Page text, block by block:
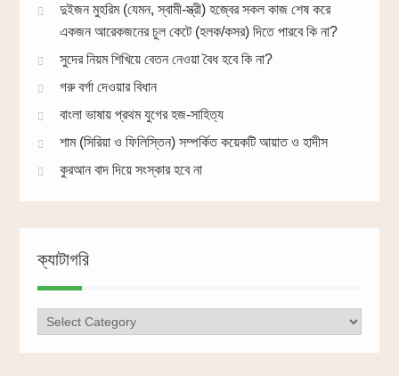
দুইজন মুহরিম (যেমন, স্বামী-স্ত্রী) হজ্বের সকল কাজ শেষ করে
একজন আরেকজনের চুল কেটে (হলক/কসর) দিতে পারবে কি না?
সুদের নিয়ম শিখিয়ে বেতন নেওয়া বৈধ হবে কি না?
গরু বর্গা দেওয়ার বিধান
বাংলা ভাষায় প্রথম যুগের হজ-সাহিত্য
শাম (সিরিয়া ও ফিলিস্তিন) সম্পর্কিত কয়েকটি আয়াত ও হাদীস
কুরআন বাদ দিয়ে সংস্কার হবে না
ক্যাটাগরি
ক্যাটাগরি